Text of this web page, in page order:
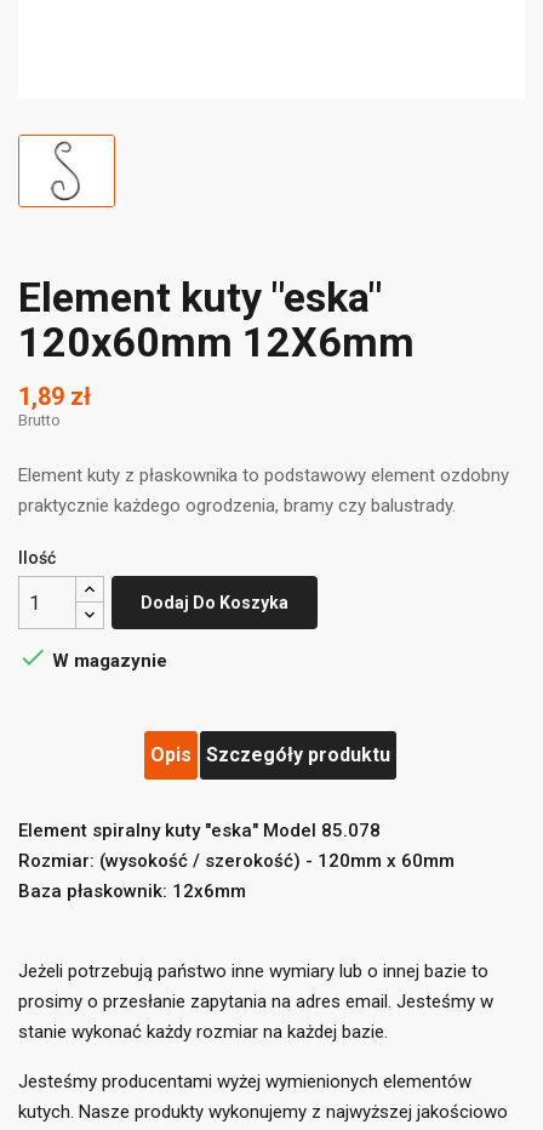
Dodaj do listy życzeń
add_circle_outlineUtwórz nową listę
((title))
((cancelText)) ((createText))
Zaloguj się
((cancelText)) ((loginText))
Element kuty "eska"
120x60mm 12X6mm
1,89 zł
Brutto
Element kuty z płaskownika to podstawowy element ozdobny
praktycznie każdego ogrodzenia, bramy czy balustrady.
Ilość
Dodaj Do Koszyka
 W magazynie
Opis Szczegóły produktu
Element spiralny kuty "eska" Model 85.078
Rozmiar: (wysokość / szerokość) - 120mm x 60mm
Baza płaskownik: 12x6mm
Jeżeli potrzebują państwo inne wymiary lub o innej bazie to
prosimy o przesłanie zapytania na adres email. Jesteśmy w
stanie wykonać każdy rozmiar na każdej bazie.
Jesteśmy producentami wyżej wymienionych elementów
kutych. Nasze produkty wykonujemy z najwyższej jakościowo